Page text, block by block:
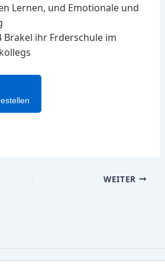
Lernen, und Emotionale und
ihr Frderschule im
WEITER